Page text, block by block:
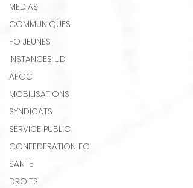
MEDIAS
COMMUNIQUES
FO JEUNES
INSTANCES UD
AFOC
MOBILISATIONS
SYNDICATS
SERVICE PUBLIC
CONFEDERATION FO
SANTE
DROITS